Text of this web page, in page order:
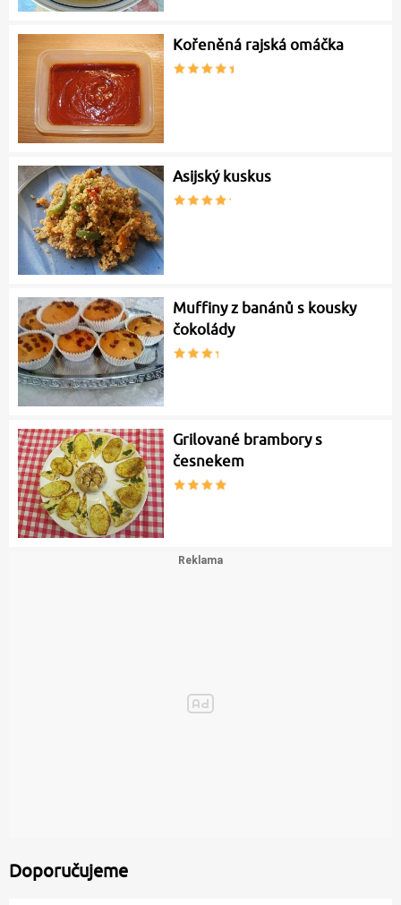
Kořeněná rajská omáčka
Asijský kuskus
Muffiny z banánů s kousky
čokolády
Grilované brambory s
česnekem
Doporučujeme